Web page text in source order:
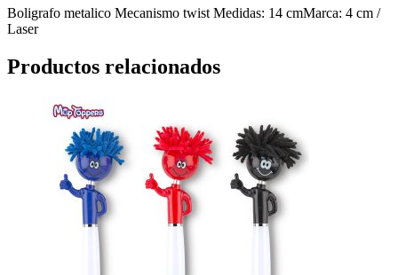
Boligrafo metalico Mecanismo twist Medidas: 14 cmMarca: 4 cm /
Laser
Productos relacionados